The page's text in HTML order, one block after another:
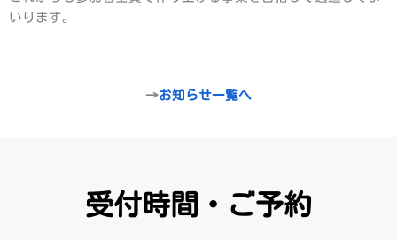
いります。
→お知らせ一覧へ
受付時間・ご予約